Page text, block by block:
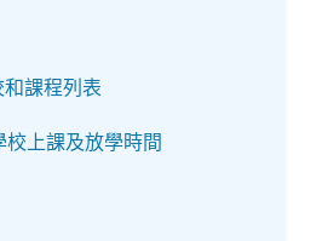
課程列表
上課及放學時間